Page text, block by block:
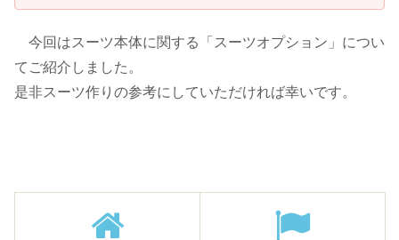
今回はスーツ本体に関する「スーツオプション」につい
てご紹介しました。
是非スーツ作りの参考にしていただければ幸いです。